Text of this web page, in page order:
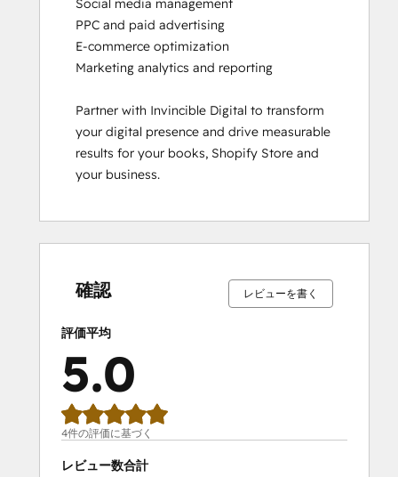
Social media management
PPC and paid advertising
E-commerce optimization
Marketing analytics and reporting
Partner with Invincible Digital to transform
your digital presence and drive measurable
results for your books, Shopify Store and
your business.
確認 レビューを書く
評価平均
5.0
4件の評価に基づく
レビュー数合計
了
了了了
了